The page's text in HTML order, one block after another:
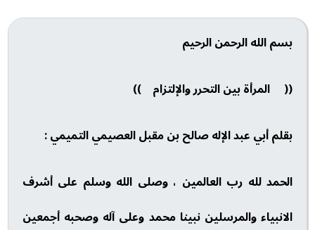
بسم الله الرحمن الرحيم
(( المرأة بين التحرر والإلتزام ))
بقلم أبي عبد الإله صالح بن مقبل العصيمي التميمي :
الحمد لله رب العالمين ، وصلى الله وسلم على أشرف
الانبياء والمرسلين نبينا محمد وعلى آله وصحبه أجمعين